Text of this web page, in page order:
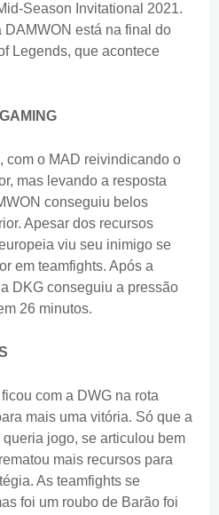
Season Invitational 2021.
DAMWON está na final do
Legends, que acontece
com o MAD reivindicando o
mas levando a resposta
conseguiu belos
Apesar dos recursos
viu seu inimigo se
em teamfights. Após a
DKG conseguiu a pressão
26 minutos.
com a DWG na rota
mais uma vitória. Só que a
jogo, se articulou bem
mais recursos para
As teamfights se
foi um roubo de Barão foi